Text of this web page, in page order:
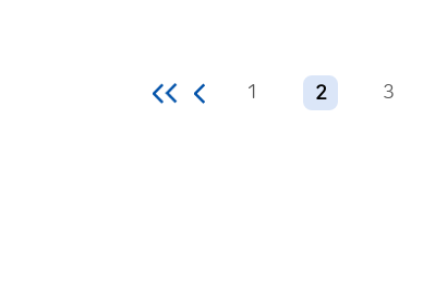
1 2 3